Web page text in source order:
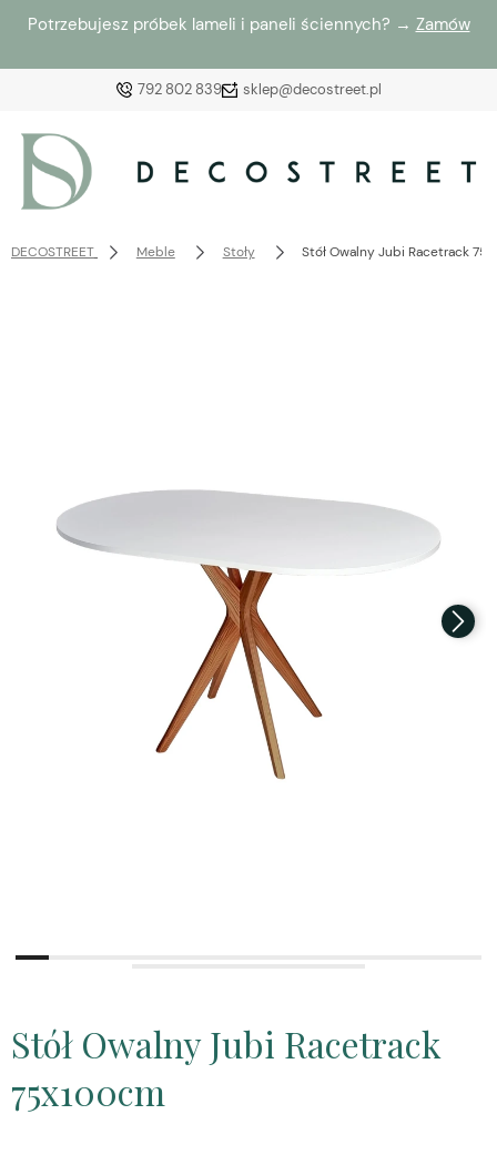
Potrzebujesz próbek lameli i paneli ściennych? → Zamów
792 802 839 sklep@decostreet.pl
Załóż konto
DECOSTREET Meble Stoły Stół Owalny Jubi Racetrack
Stół Owalny Jubi Racetrack
75x100cm